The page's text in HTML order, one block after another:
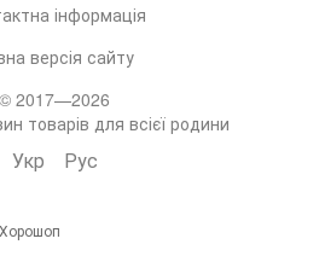
інформація
версія сайту
© 2017—2026
товарів для всієї родини
Укр Рус
Хорошоп